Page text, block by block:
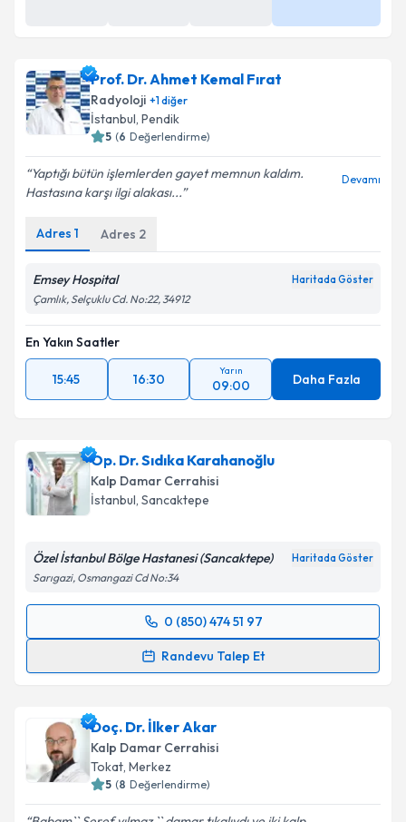
Prof. Dr. Ahmet Kemal Fırat
Radyoloji +1diğer
İstanbul, Pendik
5 (6 Değerlendirme)
Yaptığı bütün işlemlerden gayet memnun kaldım.
Hastasına karşı ilgi alakası...
Devamı
Adres 1 Adres 2
Emsey Hospital Haritada Göster
Çamlık, Selçuklu Cd. No:22, 34912
En Yakın Saatler
15:45 16:30
Yarın
09:00 Daha Fazla
Op. Dr. Sıdıka Karahanoğlu
Kalp Damar Cerrahisi
İstanbul, Sancaktepe
Özel İstanbul Bölge Hastanesi (Sancaktepe) Haritada Göster
Sarıgazi, Osmangazi Cd No:34
0 (850) 474 51 97
Randevu Talep Et
Randevu Takvimi Talebi
için bir takvim hazırlandığında e-posta ile
bilgilendireceğiz.
E-posta Adresiniz
Doç. Dr. İlker Akar
Kalp Damar Cerrahisi
Tokat, Merkez
5 (8 Değerlendirme)